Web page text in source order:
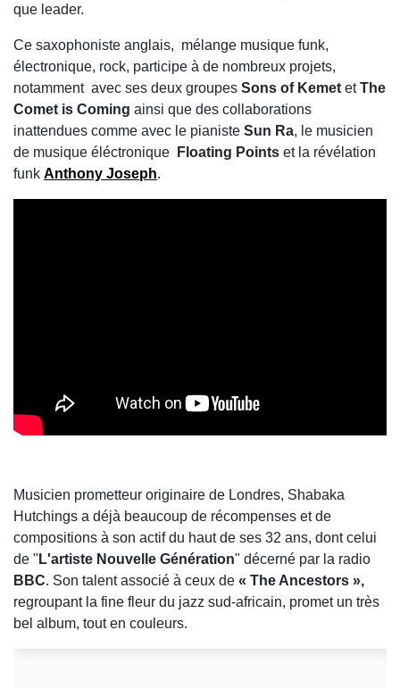
que leader.
Ce saxophoniste anglais, mélange musique funk,
électronique, rock, participe à de nombreux projets,
notamment avec ses deux groupes Sons of Kemet etThe
Comet is Coming ainsi que des collaborations
inattendues comme avec le pianiste Sun Ra, le musicien
de musique éléctronique
Floating Points et la révélation
funk Anthony Joseph.
Musicien prometteur originaire de Londres, Shabaka
Hutchings a déjà beaucoup de récompenses et de
compositions à son actif du haut de ses 32 ans, dont celui
de " L'artiste Nouvelle Génération" décerné par la radio
BBC. Son talent associé à ceux de « The Ancestors »,
regroupant la fine fleur du jazz sud-africain, promet un très
bel album, tout en couleurs.